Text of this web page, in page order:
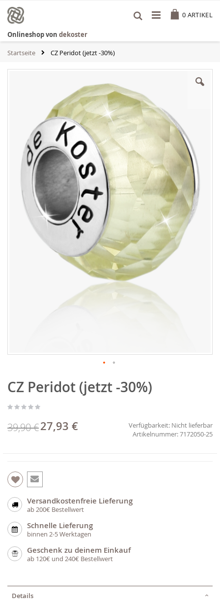
Inhalt
springen
0 ARTIKEL
Onlineshop von dekoster
Startseite CZ Peridot (jetzt -30%)
Anfang
der
springen
CZ Peridot (jetzt -30%)
39,90 € Sonderpreis
27,93 € Verfügbarkeit: Nicht lieferbar
7172050-25
Versandkostenfreie Lieferung
ab 200€ Bestellwert
Schnelle Lieferung
binnen 2-5 Werktagen
Geschenk zu deinem Einkauf
ab 120€ und 240€ Bestellwert
Details